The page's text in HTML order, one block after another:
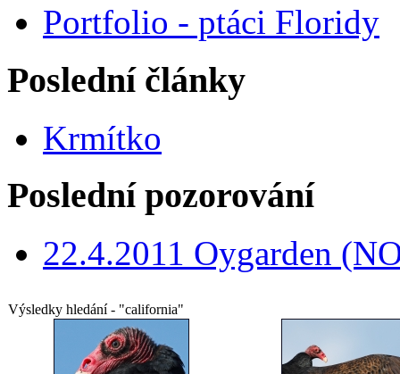
Portfolio - ptáci Floridy
Poslední články
Krmítko
Poslední pozorování
22.4.2011 Oygarden
Výsledky hledání - "california"